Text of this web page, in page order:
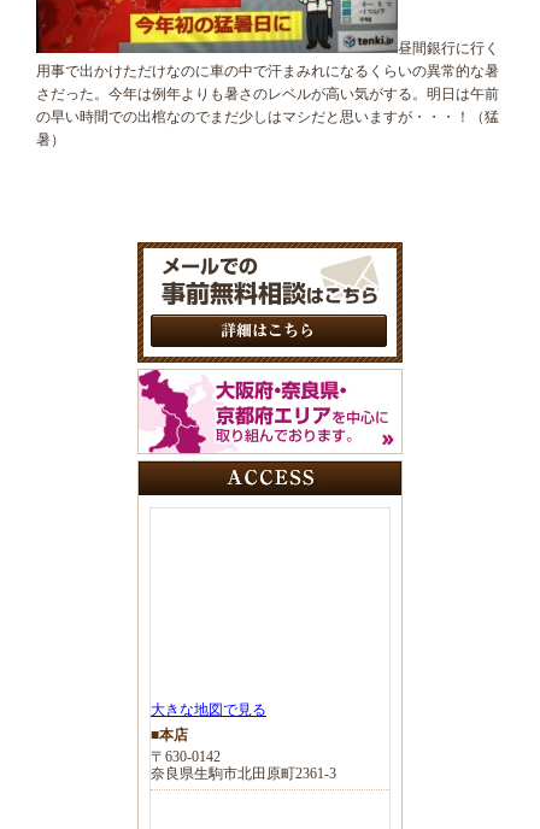
昼間銀行に行く
用事で出かけただけなのに車の中で汗まみれになるくらいの異常的な暑
さだった。今年は例年よりも暑さのレベルが高い気がする。明日は午前
の早い時間での出棺なのでまだ少しはマシだと思いますが・・・！（猛
暑）
大きな地図で見る
■本店
〒630-0142
奈良県生駒市北田原町2361-3